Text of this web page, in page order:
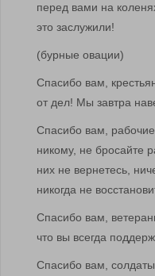
перед вами на
это заслужили!
(бурные овации)
Спасибо вам,
от дел! Мы завтра
Спасибо вам,
никому, не бросайте
них не вернетесь,
никогда не
Спасибо вам,
что вы всегда
Спасибо вам,